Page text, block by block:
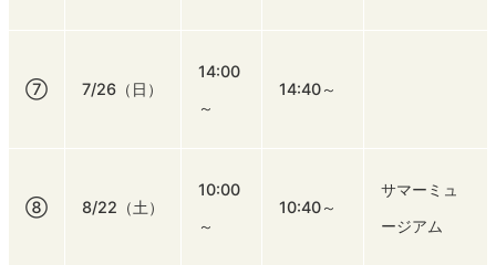
⑦ 7/26（日）
14:00
～
14:40～
⑧ 8/22（土）
10:00
～
10:40～
サマーミュ
ージアム